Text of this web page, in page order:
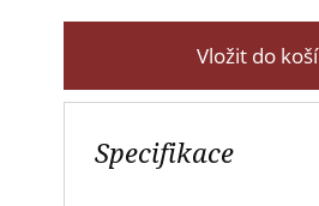
Vložit do
Specifikace